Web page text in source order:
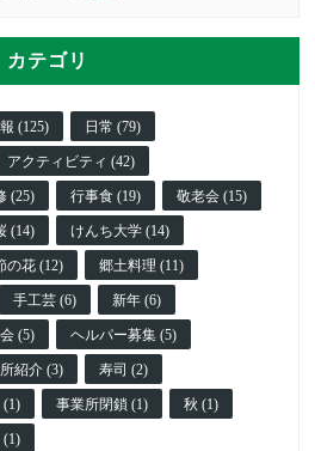
カテゴリ
(125) 日常 (79)
アクティビティ (42)
(25) 行事食 (19) 敬老会 (15)
(14) けんち大学 (14)
の花 (12) 郷土料理 (11)
手工芸 (6) 新年 (6)
(5) ヘルパー募集 (5)
紹介 (3) 寿司 (2)
(1) 事業所閉鎖 (1) 秋 (1)
(1)